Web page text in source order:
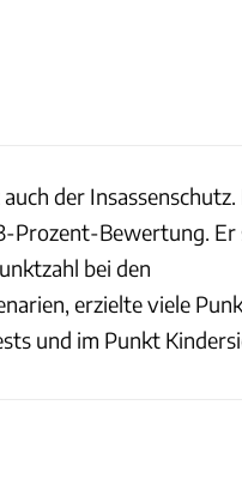
der
Prozent-Bewertung. Er
bei den
erzielte viele
und im Punkt